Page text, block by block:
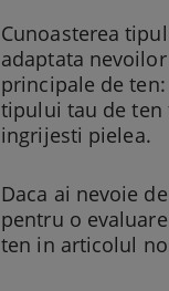
Cunoasterea
adaptata
principale de
tipului tau de ten
ingrijesti pielea.
Daca ai nevoie
pentru o
ten in articolul